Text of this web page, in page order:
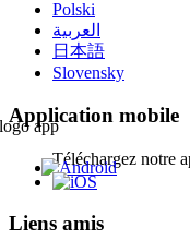
Polski
العربية
日本語
Slovensky
Application mobile
Téléchargez notre
Liens amis